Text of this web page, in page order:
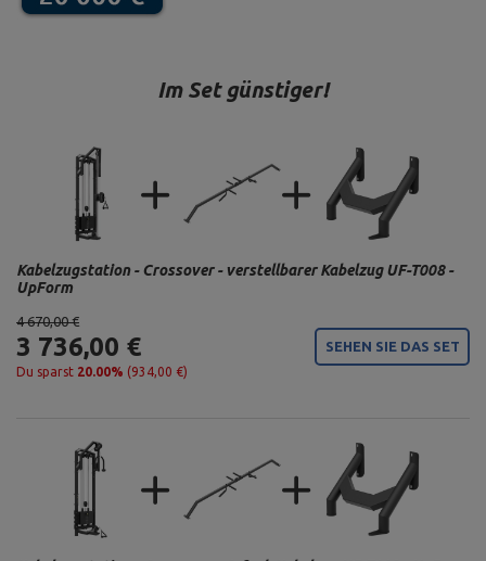
Im Set günstiger!
4 670,00 €
3 736,00 €
Du sparst 20.00% (934,00 €)
SEHEN SIE DAS SET
Kabelzugstation - Crossover - verstellbarer Kabelzug UF-T008 -
UpForm